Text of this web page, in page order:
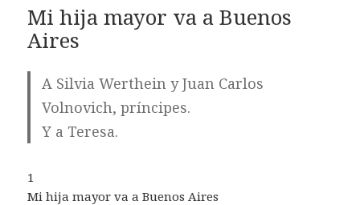
Mi hija mayor va a Buenos
Aires
A Silvia Werthein y Juan Carlos
Volnovich, príncipes.
Y a Teresa.
1
Mi hija mayor va a Buenos Aires